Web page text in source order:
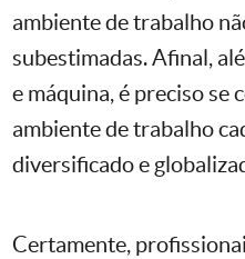
ambiente de trabalho
subestimadas. Afinal,
e máquina, é preciso se
ambiente de trabalho
diversificado e
Certamente,